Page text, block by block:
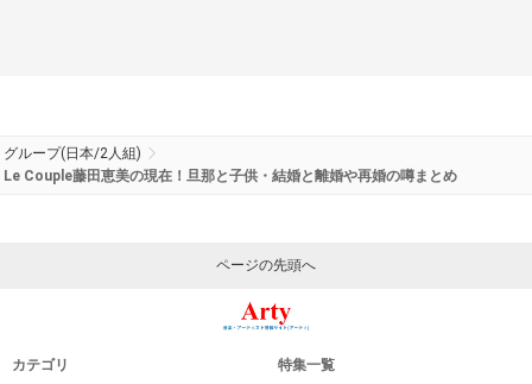
グループ(日本/2人組)
Le Couple藤田恵美の現在！旦那と子供・結婚と離婚や再婚の噂まとめ
ページの先頭へ
カテゴリ 特集一覧